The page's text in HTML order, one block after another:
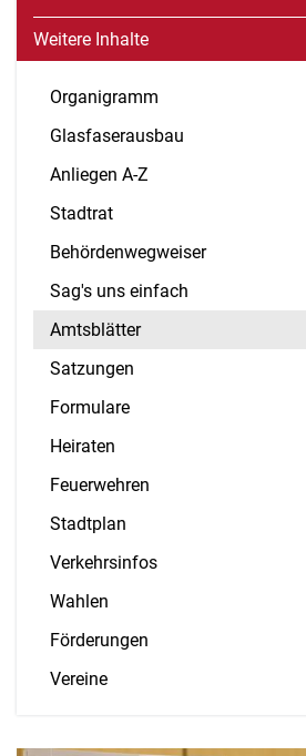
Weitere Inhalte
Organigramm
Glasfaserausbau
Anliegen A-Z
Stadtrat
Behördenwegweiser
Sag's uns einfach
Amtsblätter
Satzungen
Formulare
Heiraten
Feuerwehren
Stadtplan
Verkehrsinfos
Wahlen
Förderungen
Vereine